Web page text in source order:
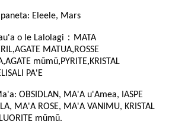
paneta: Eleele, Mars
o le Lalolagi ： MATA
,AGATE MATUA,ROSSE
,AGATE mūmū,PYRITE,KRISTAL
PA'E
OBSIDLAN, MA'A u'Amea, IASPE
MA'A ROSE, MA'A VANIMU, KRISTAL
mūmū.